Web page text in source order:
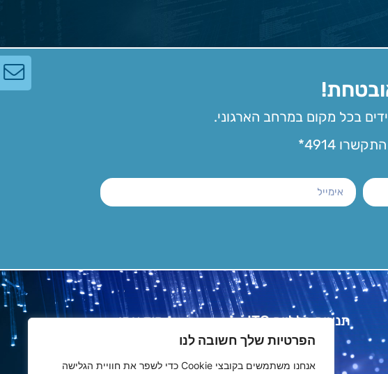
הפרטיות שלך חשובה לנו
אנחנו משתמשים בקובצי Cookie כדי לשפר את חוויית הגלישה
בכל מקום במרחב הארגוני.
תנאים כלליים ITC קוד אתי